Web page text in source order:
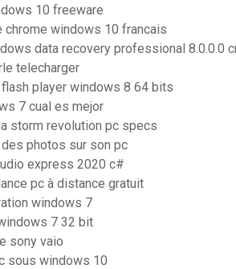
10 freeware
chrome windows 10 francais
data recovery professional 8.0.0.0
telecharger
player windows 8 64 bits
7 cual es mejor
storm revolution pc specs
photos sur son pc
express 2020 c#
pc à distance gratuit
windows 7
7 32 bit
sony vaio
sous windows 10